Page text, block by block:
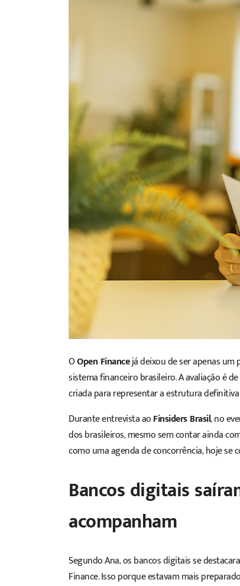
OOpen Financejá deixou de ser apenas
sistema financeiro brasileiro. A avaliação é de
criada para representar a estrutura
Durante entrevista aoFinsidersBrasil, no
dos brasileiros, mesmo sem contar ainda
como uma agenda de concorrência, hoje
Bancos digitais
acompanham
Segundo Ana,os bancos digitais se
Finance. Isso porque estavam mais